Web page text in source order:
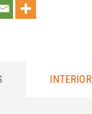
INTERIOR